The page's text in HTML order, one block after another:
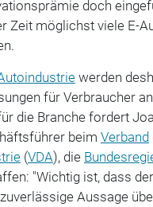
doch
Zeit möglichst viele E-
werden
für Verbraucher
die Branche fordert
beim Verband
(VDA), die
"Wichtig ist, dass
Aussage